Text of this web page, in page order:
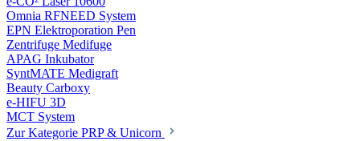
Omnia RFNEED System
EPN Elektroporation Pen
Zentrifuge Medifuge
APAG Inkubator
SyntMATE Medigraft
Beauty Carboxy
e-HIFU 3D
MCT System
Zur Kategorie PRP & Unicorn